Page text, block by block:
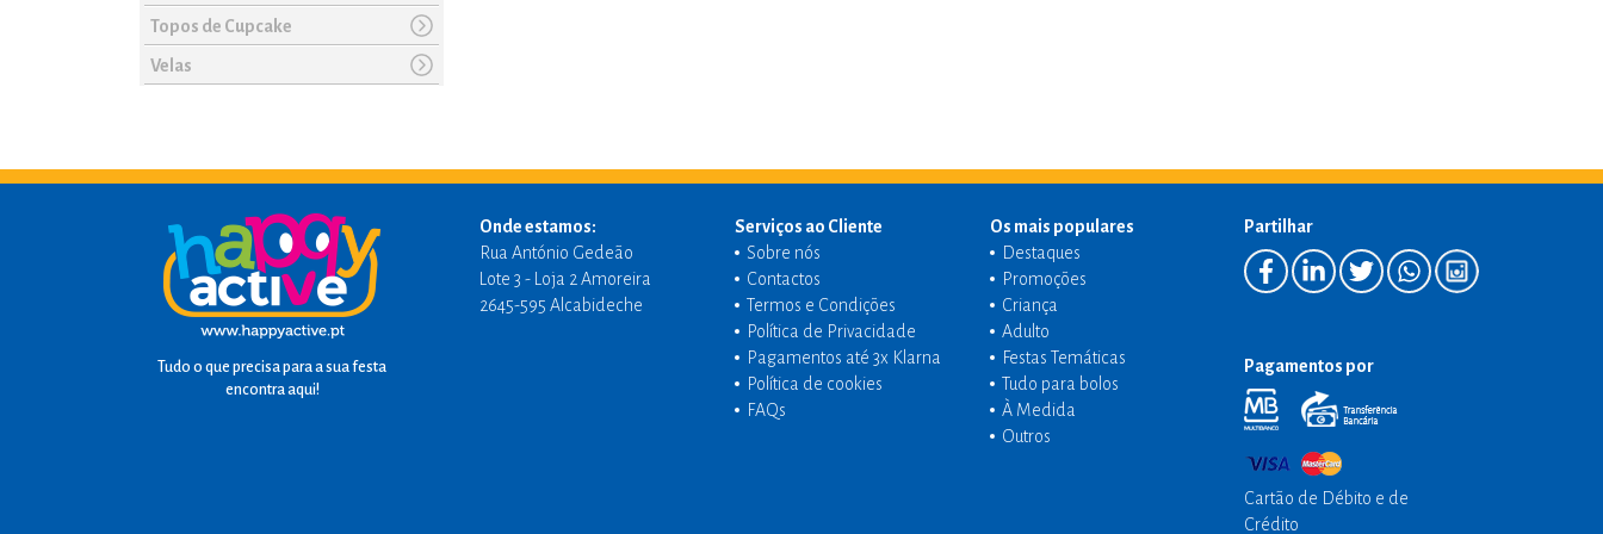
Topos de Cupcake
Velas
Tudo o que precisa para a sua festa
encontra aqui!
Onde estamos:
Rua António Gedeão
Lote 3 - Loja 2 Amoreira
2645-595 Alcabideche
Serviços ao Cliente
Sobre nós
Contactos
Termos e Condições
Política de Privacidade
Pagamentos até 3x Klarna
Política de cookies
FAQs
Os mais populares
Destaques
Promoções
Criança
Adulto
Festas Temáticas
Tudo para bolos
À Medida
Outros
Partilhar
Pagamentos por
Cartão de Débito e de
Crédito